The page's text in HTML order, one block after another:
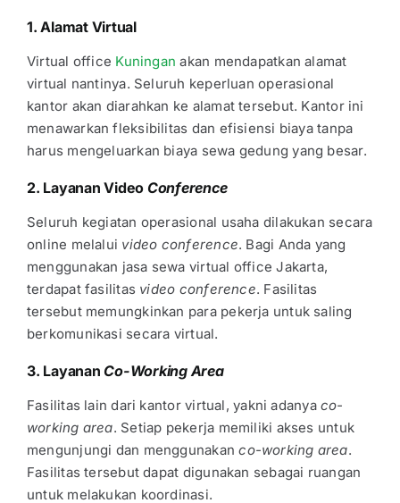
1. Alamat Virtual
Virtual office Kuningan akan mendapatkan alamat
virtual nantinya. Seluruh keperluan operasional
kantor akan diarahkan ke alamat tersebut. Kantor ini
menawarkan fleksibilitas dan efisiensi biaya tanpa
harus mengeluarkan biaya sewa gedung yang besar.
2. Layanan Video Conference
Seluruh kegiatan operasional usaha dilakukan secara
online melalui video conference. Bagi Anda yang
menggunakan jasa sewa virtual office Jakarta,
terdapat fasilitas video conference. Fasilitas
tersebut memungkinkan para pekerja untuk saling
berkomunikasi secara virtual.
3. Layanan Co-Working Area
Fasilitas lain dari kantor virtual, yakni adanyaco-
working area. Setiap pekerja memiliki akses untuk
mengunjungi dan menggunakanco-working area.
Fasilitas tersebut dapat digunakan sebagai ruangan
untuk melakukan koordinasi.